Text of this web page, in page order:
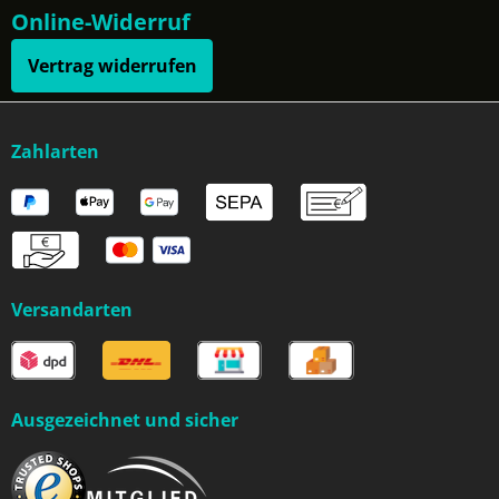
Online-Widerruf
Vertrag widerrufen
Zahlarten
Versandarten
Ausgezeichnet und sicher